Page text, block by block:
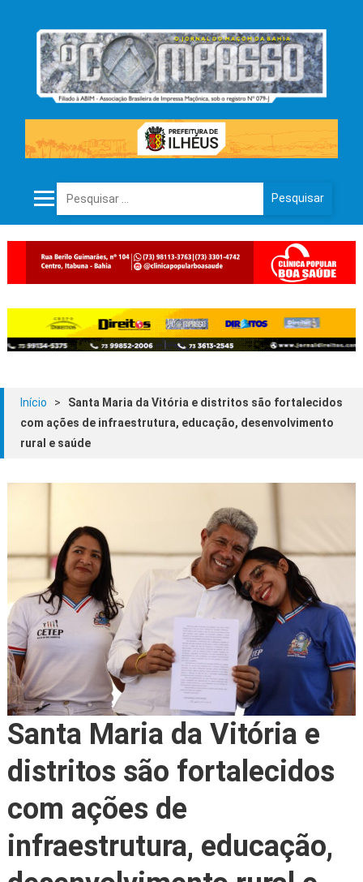
Pesquisar por:
Início >
Santa Maria da Vitória e distritos são fortalecidos
com ações de infraestrutura, educação, desenvolvimento
rural e saúde
Santa Maria da Vitória e
distritos são fortalecidos
com ações de
infraestrutura, educação,